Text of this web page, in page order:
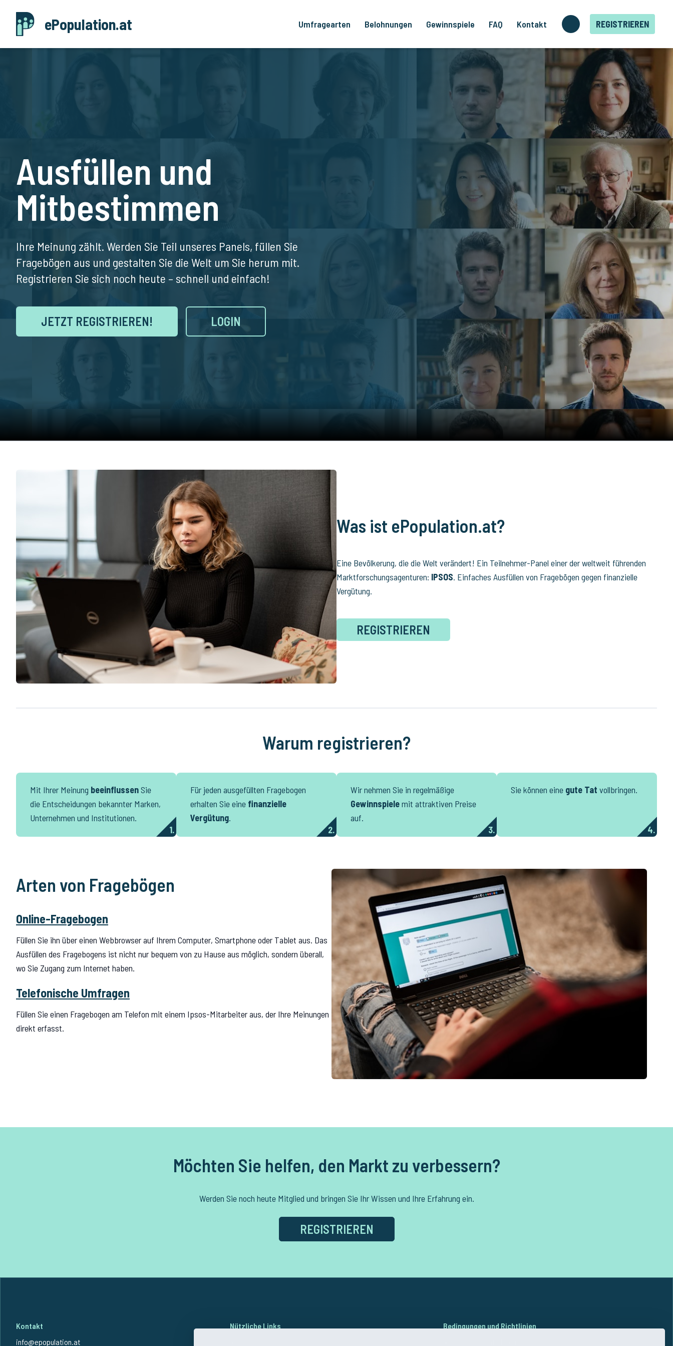
ePopulation.at Umfragearten Belohnungen Gewinnspiele FAQ Kontakt REGISTRIEREN
Ausfüllen und
Mitbestimmen
Ihre Meinung zählt. Werden Sie Teil unseres Panels, füllen Sie
Fragebögen aus und gestalten Sie die Welt um Sie herum mit.
Registrieren Sie sich noch heute – schnell und einfach!
JETZT REGISTRIEREN! LOGIN
Was ist ePopulation.at?
Eine Bevölkerung, die die Welt verändert! Ein Teilnehmer-Panel einer der weltweit führenden
Marktforschungsagenturen: IPSOS. Einfaches Ausfüllen von Fragebögen gegen finanzielle
Vergütung.
REGISTRIEREN
Warum registrieren?
Mit Ihrer Meinung beeinflussenSie
die Entscheidungen bekannter Marken,
Unternehmen und Institutionen.
1.
Für jeden ausgefüllten Fragebogen
erhalten Sie eine finanzielle
Vergütung.
2.
Wir nehmen Sie in regelmäßige
Gewinnspielemit attraktiven Preise
auf.
3.
Sie können eine gute Tat vollbringen.
4.
Arten von Fragebögen
Online-Fragebogen
Füllen Sie ihn über einen Webbrowser auf Ihrem Computer, Smartphone oder Tablet aus. Das
Ausfüllen des Fragebogens ist nicht nur bequem von zu Hause aus möglich, sondern überall,
wo Sie Zugang zum Internet haben.
Telefonische Umfragen
Füllen Sie einen Fragebogen am Telefon mit einem Ipsos-Mitarbeiter aus, der Ihre Meinungen
direkt erfasst.
Möchten Sie helfen, den Markt zu verbessern?
Werden Sie noch heute Mitglied und bringen Sie Ihr Wissen und Ihre Erfahrung ein.
REGISTRIEREN
Kontakt
info@epopulation.at
Nützliche Links
Bedingungen und Richtlinien